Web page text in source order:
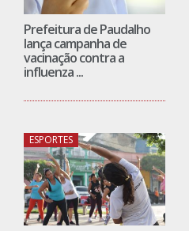
Prefeitura de Paudalho
lança campanha de
vacinação contra a
influenza ...
ESPORTES